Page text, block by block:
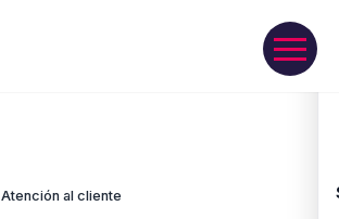
Atención al cliente